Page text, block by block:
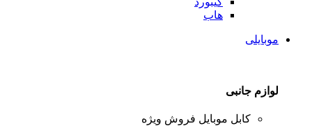
هاب
موبایلی
لوازم جانبی
کابل موبایل فروش ویژه